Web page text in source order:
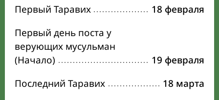
Первый Таравих
18 февраля
Первый день поста у
верующих мусульман
(Начало)
19 февраля
Последний Таравих
18 марта